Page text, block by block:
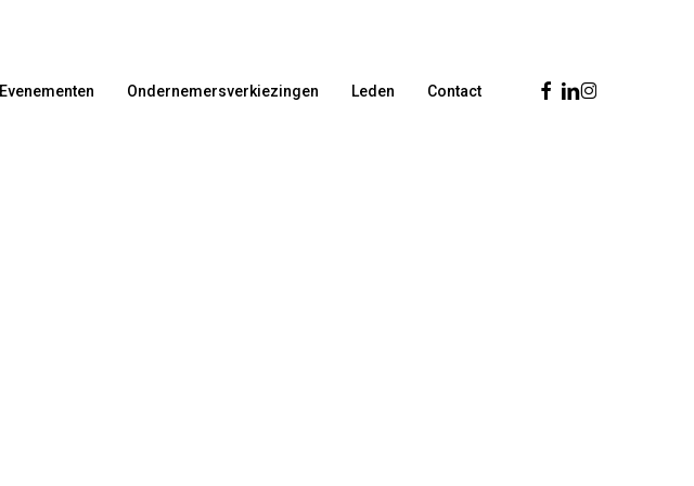
Evenementen Ondernemersverkiezingen Leden Contact Facebook
Linkedin
Instagram